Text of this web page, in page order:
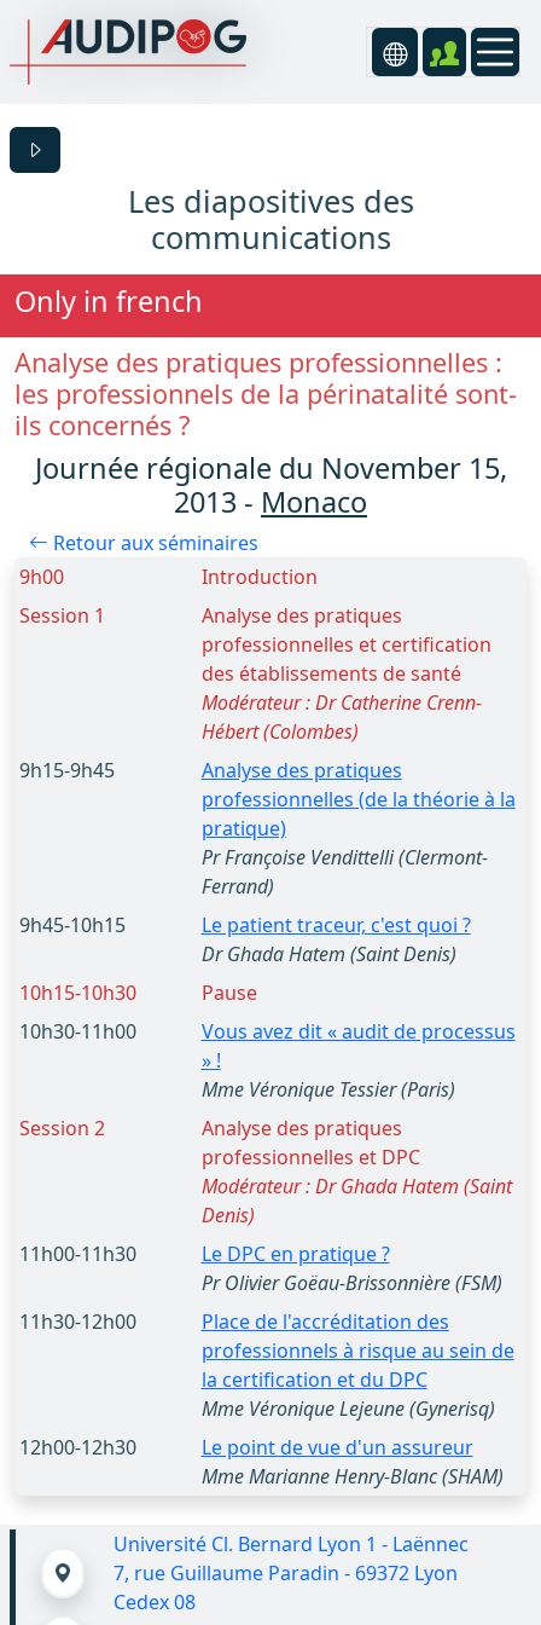
Les diapositives des
communications
Only in french
Analyse des pratiques professionnelles :
les professionnels de la périnatalité sont-
ils concernés ?
Journée régionale du November 15,
2013 - Monaco
Retour aux séminaires
9h00
Introduction
Session 1
Analyse des pratiques
professionnelles et certification
des établissements de santé
Modérateur : Dr Catherine Crenn-
Hébert (Colombes)
9h15-9h45
Analyse des pratiques
professionnelles (de la théorie à la
pratique)
Pr Françoise Vendittelli (Clermont-
Ferrand)
9h45-10h15
Le patient traceur, c'est quoi ?
Dr Ghada Hatem (Saint Denis)
10h15-10h30
Pause
10h30-11h00
Vous avez dit « audit de processus
» !
Mme Véronique Tessier (Paris)
Session 2
Analyse des pratiques
professionnelles et DPC
Modérateur : Dr Ghada Hatem (Saint
Denis)
11h00-11h30
Le DPC en pratique ?
Pr Olivier Goëau-Brissonnière (FSM)
11h30-12h00
Place de l'accréditation des
professionnels à risque au sein de
la certification et du DPC
Mme Véronique Lejeune (Gynerisq)
12h00-12h30
Le point de vue d'un assureur
Mme Marianne Henry-Blanc (SHAM)
Université Cl. Bernard Lyon 1 - Laënnec
7, rue Guillaume Paradin - 69372 Lyon
Cedex 08